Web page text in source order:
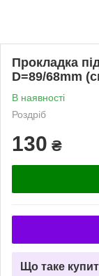
Прокладка
D=89/68mm
В наявності
Роздріб
130 ₴
Що таке